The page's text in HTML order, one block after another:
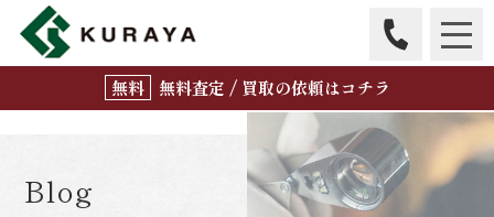
無料査定 / 買取の依頼はコチラ
Blog